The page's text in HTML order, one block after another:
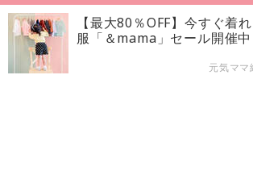
【最大80％OFF】今すぐ着
服「＆mama」セール開催中
元気ママ